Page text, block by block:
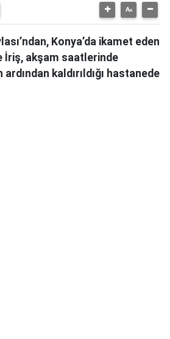
Konya’da ikamet eden
İriş, akşam saatlerinde
ardından kaldırıldığı hastanede